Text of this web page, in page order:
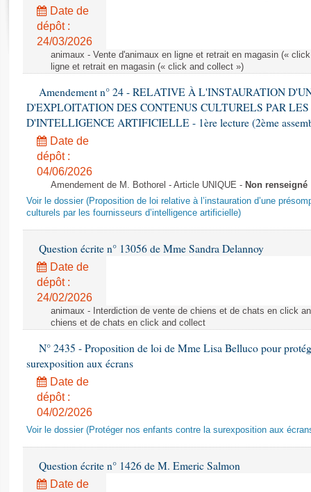
Rapports législatifs
Rapports sur l'application des lois
Baromètre de l’application des lois
Dossiers législatifs
Budget et sécurité sociale
Questions écrites et orales
Comptes rendus des débats
Date de
dépôt :
24/03/2026
animaux - Vente d'animaux en ligne et retrait en magasin («
ligne et retrait en magasin (« click and collect »)
Amendement n° 24 - RELATIVE À L'INSTAURATION
D'EXPLOITATION DES CONTENUS CULTURELS PAR LES
D'INTELLIGENCE ARTIFICIELLE - 1ère lecture (2ème
Date de
dépôt :
04/06/2026
Amendement de M. Bothorel - Article UNIQUE - Non renseigné
Voir le dossier (Proposition de loi relative à l’instauration d’une
culturels par les fournisseurs d’intelligence artificielle)
Question écrite n° 13056 de Mme Sandra Delannoy
Date de
dépôt :
24/02/2026
animaux - Interdiction de vente de chiens et de chats en click
chiens et de chats en click and collect
N° 2435 - Proposition de loi de Mme Lisa Belluco pour
surexposition aux écrans
Date de
dépôt :
04/02/2026
Voir le dossier (Protéger nos enfants contre la surexposition aux
Question écrite n° 1426 de M. Emeric Salmon
Date de